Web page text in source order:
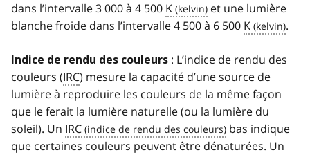
dans l’intervalle 3 000 à 4 500 K
et une lumière
blanche froide dans l’intervalle 4 500 à 6 500 K .
Indice de rendu des couleurs : L’indice de rendu des
couleurs (IRC) mesure la capacité d’une source de
lumière à reproduire les couleurs de la même façon
que le ferait la lumière naturelle (ou la lumière du
soleil). Un IRC
bas indique
que certaines couleurs peuvent être dénaturées. Un